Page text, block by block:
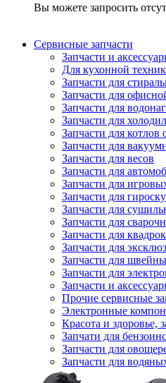
Вы можете запросить
Сервисные запчасти
Запчасти и
Для кухонной
Запчасти для
Запчасти для
Запчасти для
Запчасти для
Запчасти для котлов
Запчасти для
Запчасти для весов
Запчасти для
Запчасти для
Запчасти для
Запчасти для
Запчасти для
Запчасти для
Запчасти для
Запчасти для
Запчасти для
Запчасти и
Прочие сервисные
Электронные
Красота и здоровье,
Запчати для
Запчасти для
Запчасти для